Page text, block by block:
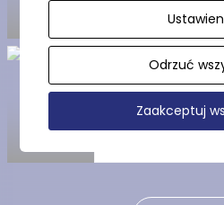
Centrum
Statków w
Odrzuć
Zaakceptuj